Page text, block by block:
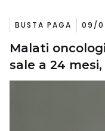
BUSTA PAGA 09/
Malati
sale a 24